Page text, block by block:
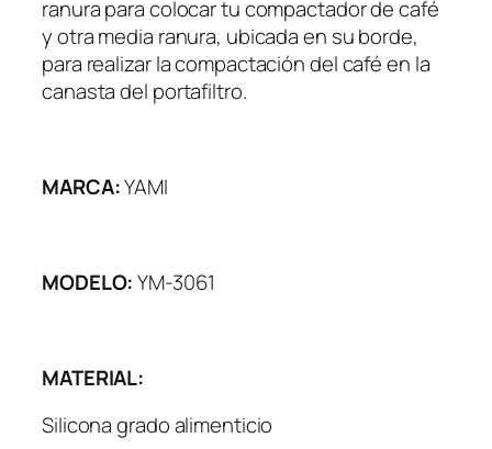
a
n
t
i
d
ranura para colocar tu compactador de café
y otra media ranura, ubicada en su borde,
para realizar la compactación del café en la
canasta del portafiltro.
MARCA:YAMI
MODELO:YM-3061
MATERIAL:
Silicona grado alimenticio